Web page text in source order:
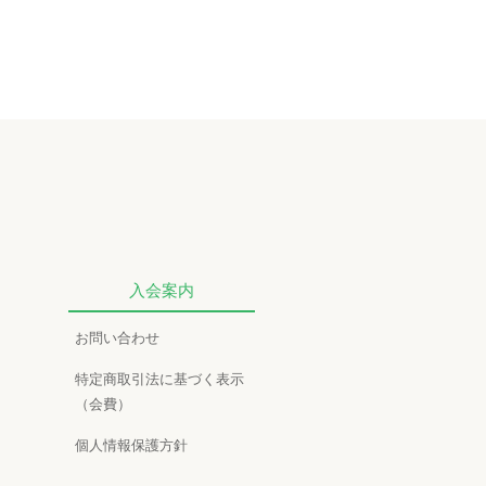
入会案内
お問い合わせ
特定商取引法に基づく表示
（会費）
個人情報保護方針